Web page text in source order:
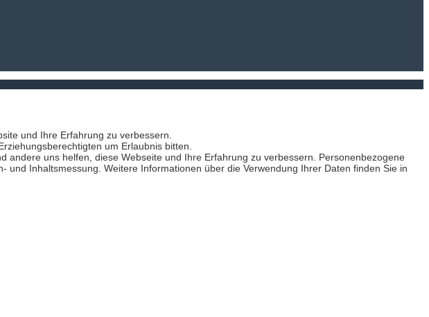
und Ihre Erfahrung zu verbessern.
um Erlaubnis bitten.
uns helfen, diese Webseite und Ihre Erfahrung zu verbessern. Personenbezogene
Inhaltsmessung. Weitere Informationen über die Verwendung Ihrer Daten finden Sie in